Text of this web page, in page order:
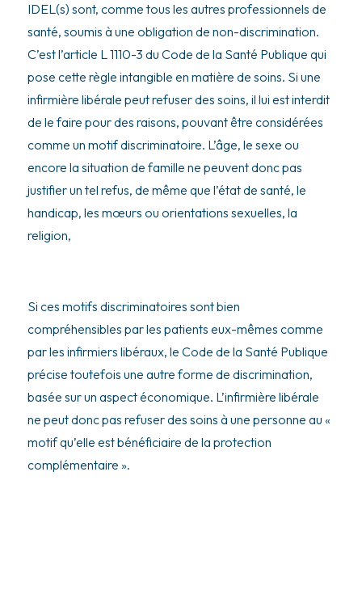
IDEL(s) sont, comme tous les autres professionnels de
santé, soumis à une obligation de non-discrimination.
C’est l’article L 1110-3 du Code de la Santé Publique qui
pose cette règle intangible en matière de soins. Si une
infirmière libérale peut refuser des soins, il lui est interdit
de le faire pour des raisons, pouvant être considérées
comme un motif discriminatoire. L’âge, le sexe ou
encore la situation de famille ne peuvent donc pas
justifier un tel refus, de même que l’état de santé, le
handicap, les mœurs ou orientations sexuelles, la
religion,
Si ces motifs discriminatoires sont bien
compréhensibles par les patients eux-mêmes comme
par les infirmiers libéraux, le Code de la Santé Publique
précise toutefois une autre forme de discrimination,
basée sur un aspect économique. L’infirmière libérale
ne peut donc pas refuser des soins à une personne au «
motif qu’elle est bénéficiaire de la protection
complémentaire ».